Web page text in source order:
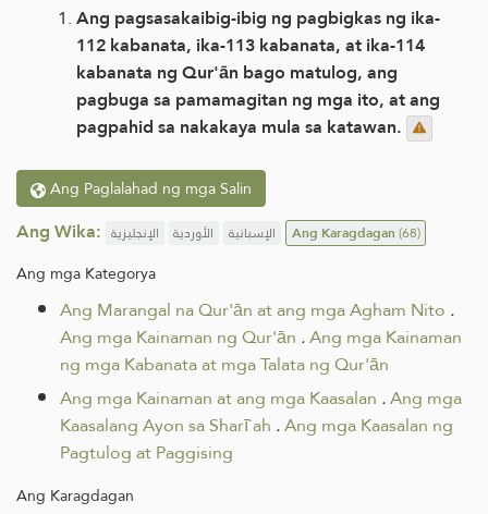
Ang pagsasakaibig-ibig ng pagbigkas ng ika-
112 kabanata, ika-113 kabanata, at ika-114
kabanata ng Qur'ān bago matulog, ang
pagbuga sa pamamagitan ng mga ito, at ang
pagpahid sa nakakaya mula sa katawan.
Ang Paglalahad ng mga Salin
Ang Wika: الإنجليزية الأوردية الإسبانية Ang Karagdagan(68)
Ang mga Kategorya
Ang Marangal na Qur'ān at ang mga Agham Nito .
Ang mga Kainaman ng Qur'ān .Ang mga Kainaman
ng mga Kabanata at mga Talata ng Qur'ān
Ang mga Kainaman at ang mga Kaasalan .Ang mga
Kaasalang Ayon sa Sharī`ah .Ang mga Kaasalan ng
Pagtulog at Paggising
Ang Karagdagan